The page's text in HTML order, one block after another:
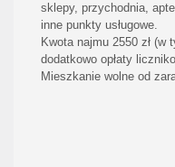
sklepy, przychodnia,
inne punkty usługowe.
Kwota najmu 2550 zł
dodatkowo opłaty
Mieszkanie wolne od